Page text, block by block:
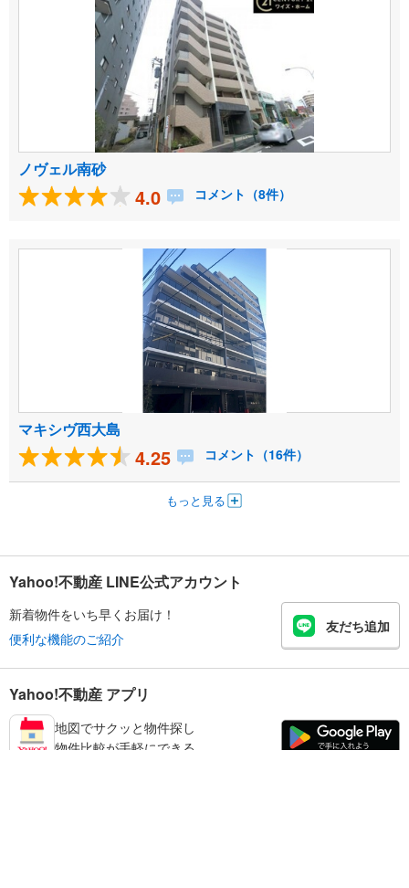
ノヴェル南砂
4.0 コメント（8件）
マキシヴ西大島
4.25 コメント（16件）
もっと見る
Yahoo!不動産 LINE公式アカウント
新着物件をいち早くお届け！
便利な機能のご紹介
友だち追加
Yahoo!不動産 アプリ
地図でサクッと物件探し
物件比較が手軽にできる